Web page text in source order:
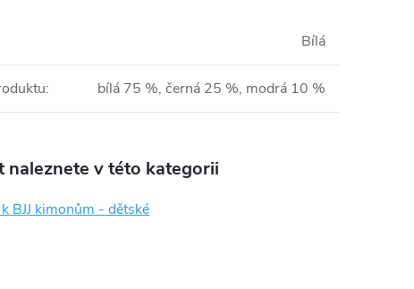
Bílá
: bílá 75 %, černá 25 %, modrá 10 %
naleznete v této kategorii
BJJ kimonům - dětské